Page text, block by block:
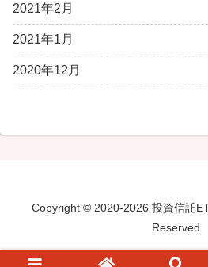
2021年2月
2021年1月
2020年12月
Copyright © 2020-2026 投資信託
Reserved.